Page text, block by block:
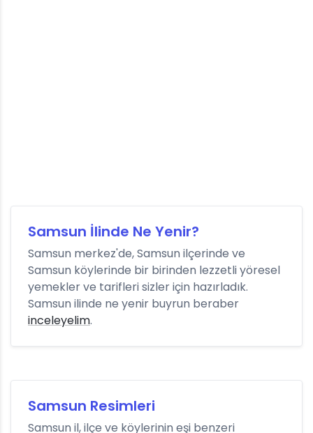
Samsun İlinde Ne Yenir?
Samsun merkez'de, Samsun ilçerinde ve
Samsun köylerinde bir birinden lezzetli yöresel
yemekler ve tarifleri sizler için hazırladık.
Samsun ilinde ne yenir buyrun beraber
inceleyelim.
Samsun Resimleri
Samsun il, ilçe ve köylerinin eşi benzeri